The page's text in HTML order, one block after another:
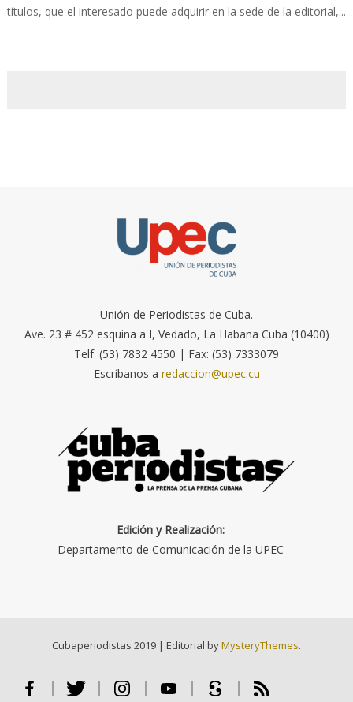
títulos, que el interesado puede adquirir en la sede de la editorial,...
Unión de Periodistas de Cuba.
Ave. 23 # 452 esquina a I, Vedado, La Habana Cuba (10400)
Telf. (53) 7832 4550 | Fax: (53) 7333079
Escríbanos a redaccion@upec.cu
Edición y Realización:
Departamento de Comunicación de la UPEC
Cubaperiodistas 2019 | Editorial byMysteryThemes.